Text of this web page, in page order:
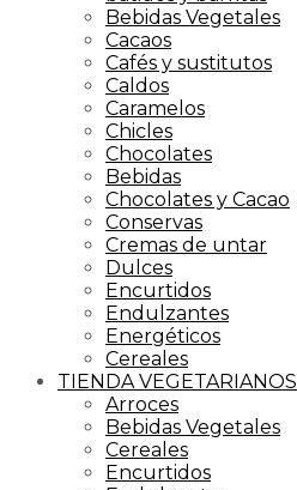
Bebidas Vegetales
Cacaos
Cafés y sustitutos
Caldos
Caramelos
Chicles
Chocolates
Bebidas
Chocolates y Cacao
Conservas
Cremas de untar
Dulces
Encurtidos
Endulzantes
Energéticos
Cereales
TIENDA VEGETARIANOS
Arroces
Bebidas Vegetales
Cereales
Encurtidos